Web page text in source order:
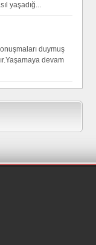
yaşadığ...
duymuş
devam